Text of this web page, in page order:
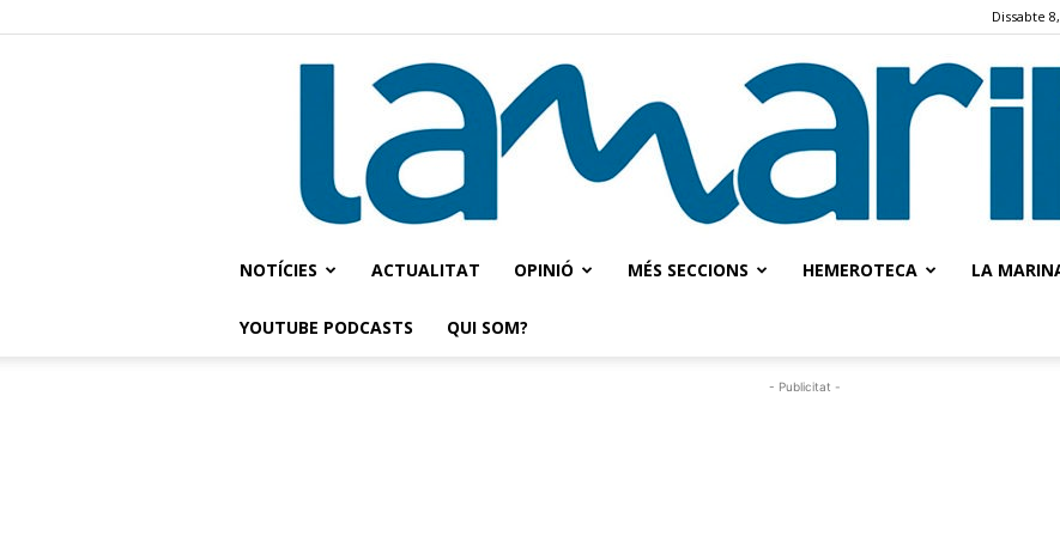
Dissabte
NOTÍCIES ACTUALITAT OPINIÓ MÉS SECCIONS HEMEROTECA LA
YOUTUBE PODCASTS QUI SOM?
- Publicitat -